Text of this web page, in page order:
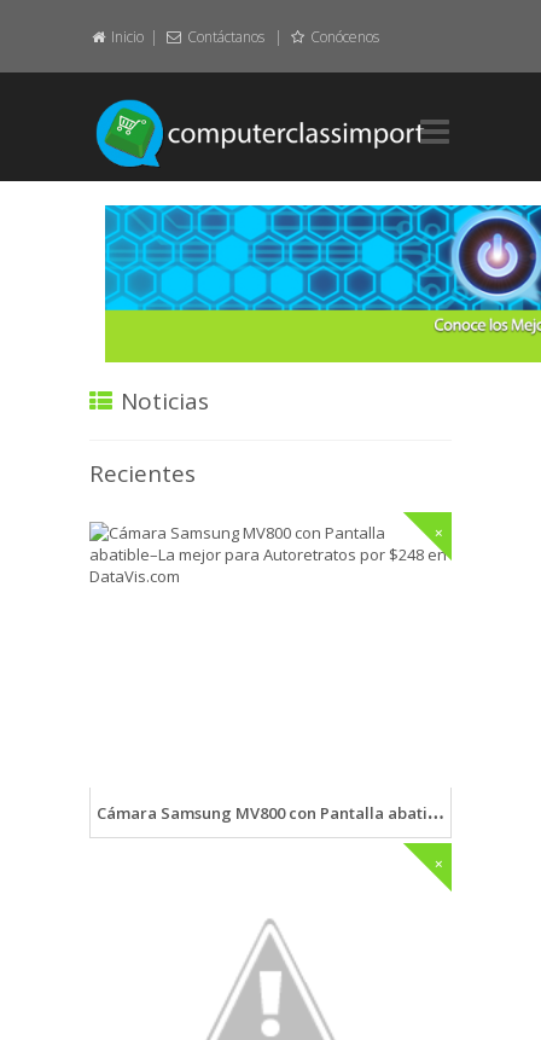
Inicio Contáctanos Conócenos
Home.
Layout.
Element.
Noticias
Recientes
+
Cámara Samsung MV800 con Pantalla abatible–La mejor para Autoretratos por $248 en DataVis.com
+